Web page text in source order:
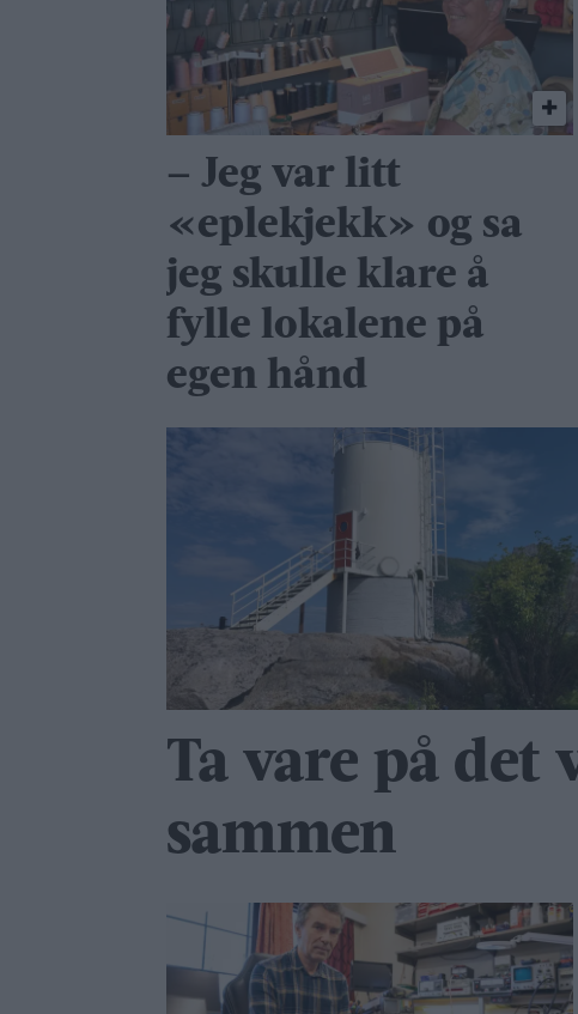
– Jeg var litt
«eplekjekk» og sa
jeg skulle klare å
fylle lokalene på
egen hånd
Ta vare på det
sammen